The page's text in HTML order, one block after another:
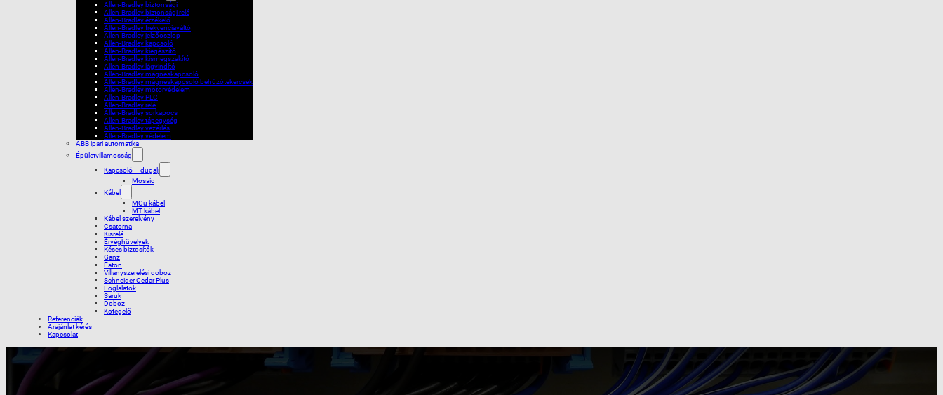
Allen-Bradley biztonsági
Allen-Bradley biztonsági relé
Allen-Bradley érzékelő
Allen-Bradley frekvenciaváltó
Allen-Bradley jelzőoszlop
Allen-Bradley kapcsoló
Allen-Bradley kiegészítő
Allen-Bradley kismegszakító
Allen-Bradley lágyindító
Allen-Bradley mágneskapcsoló
Allen-Bradley mágneskapcsoló behúzótekercsek
Allen-Bradley motorvédelem
Allen-Bradley PLC
Allen-Bradley relé
Allen-Bradley sorkapocs
Allen-Bradley tápegység
Allen-Bradley vezérlés
Allen-Bradley védelem
ABB ipari automatika
Épületvillamosság
Kapcsoló – dugalj
Mosaic
Kábel
MCu kábel
MT kábel
Kábel szerelvény
Csatorna
Kisrelé
Érvéghüvelyek
Késes biztosítók
Ganz
Eaton
Villanyszerelési doboz
Schneider Cedar Plus
Foglalatok
Saruk
Doboz
Kötegelõ
Referenciák
Árajánlat kérés
Kapcsolat